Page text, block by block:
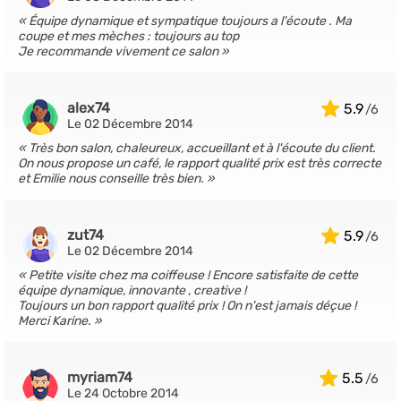
Équipe dynamique et sympatique toujours a l'écoute . Ma
coupe et mes mèches : toujours au top
Je recommande vivement ce salon
5.9
alex74
Le 02 Décembre 2014
Très bon salon, chaleureux, accueillant et à l'écoute du client.
On nous propose un café, le rapport qualité prix est très correcte
et Emilie nous conseille très bien.
5.9
zut74
Le 02 Décembre 2014
Petite visite chez ma coiffeuse ! Encore satisfaite de cette
équipe dynamique, innovante , creative !
Toujours un bon rapport qualité prix ! On n'est jamais déçue !
Merci Karine.
5.5
myriam74
Le 24 Octobre 2014